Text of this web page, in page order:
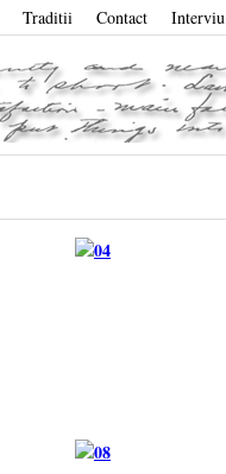
Traditii Contact Interviu